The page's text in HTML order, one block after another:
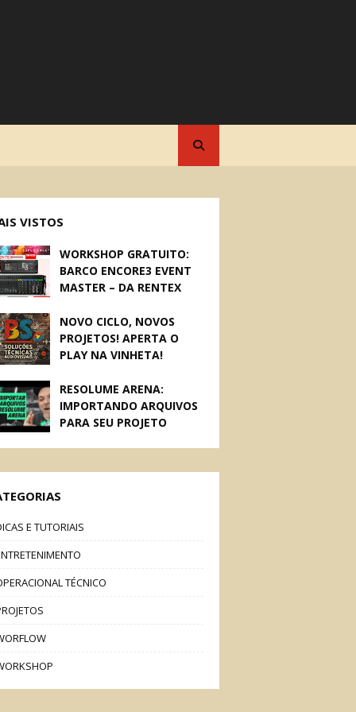
VISTOS
WORKSHOP GRATUITO:
BARCO ENCORE3 EVENT
MASTER – DA RENTEX
NOVO CICLO, NOVOS
PROJETOS! APERTA O
PLAY NA VINHETA!
RESOLUME ARENA:
IMPORTANDO ARQUIVOS
PARA SEU PROJETO
E TUTORIAIS
TÉCNICO